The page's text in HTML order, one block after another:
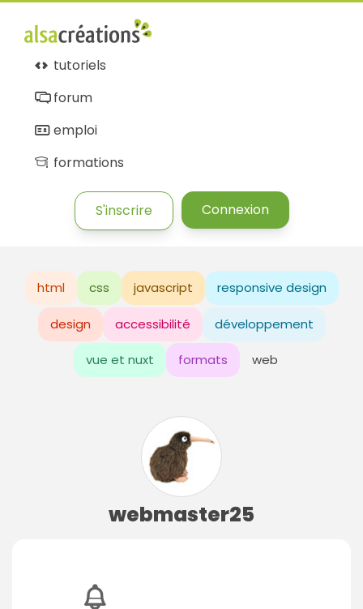
tutoriels
forum
emploi
formations
S'inscrire Connexion
html css javascript responsive design
design accessibilité développement
vue et nuxt formats web
webmaster25